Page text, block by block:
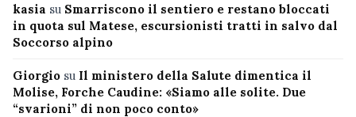
kasia su Smarriscono il sentiero e restano bloccati
in quota sul Matese, escursionisti tratti in salvo dal
Soccorso alpino
Giorgio su Il ministero della Salute dimentica il
Molise, Forche Caudine: «Siamo alle solite. Due
“svarioni” di non poco conto»